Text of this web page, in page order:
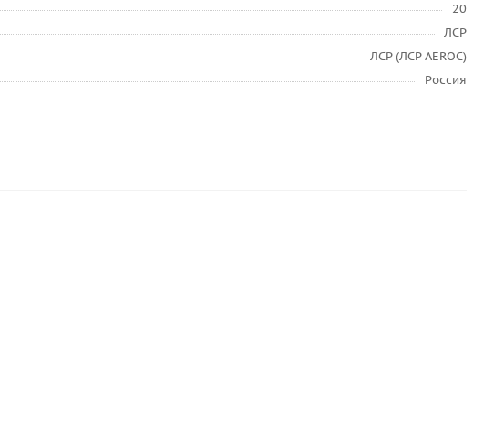
20
ЛСР
ЛСР (ЛСР AEROC)
Россия